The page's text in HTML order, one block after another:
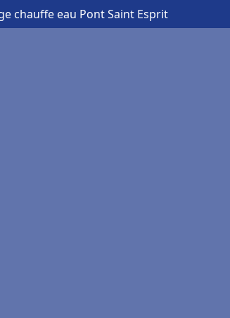
chauffe eau Pont Saint Esprit